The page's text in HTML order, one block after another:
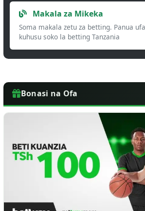
Makala za Mikeka
Soma makala zetu za betting. Panua
kuhusu soko la betting Tanzania
Bonasi na Ofa